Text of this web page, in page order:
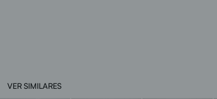
VER SIMILARES